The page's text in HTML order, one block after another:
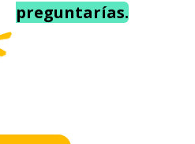
preguntarías.